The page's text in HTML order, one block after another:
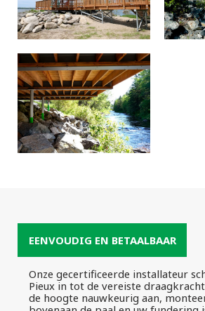
EENVOUDIG EN BETAALBAAR
Onze gecertificeerde installateur
Pieux in tot de vereiste
de hoogte nauwkeurig aan,